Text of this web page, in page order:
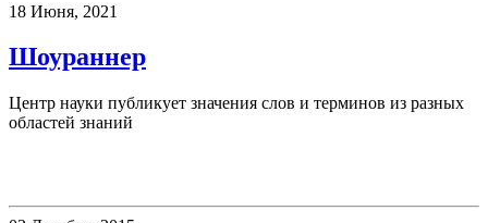
18 Июня, 2021
Шоураннер
Центр науки публикует значения слов и терминов из разных
областей знаний